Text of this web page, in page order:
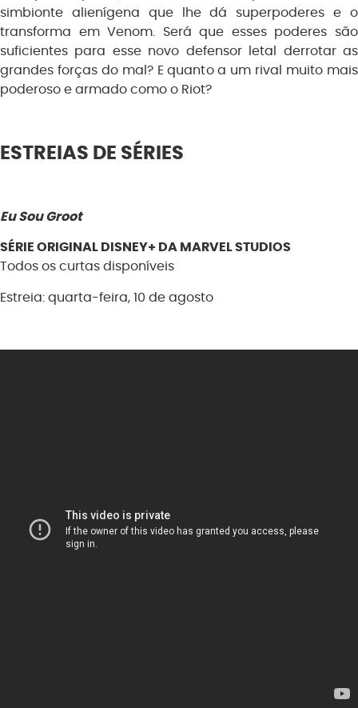
simbionte alienígena que lhe dá superpoderes e o
transforma em Venom. Será que esses poderes são
suficientes para esse novo defensor letal derrotar as
grandes forças do mal? E quanto a um rival muito mais
poderoso e armado como o Riot?
ESTREIAS DE SÉRIES
Eu Sou Groot
SÉRIE ORIGINAL DISNEY+ DA MARVEL STUDIOS
Todos os curtas disponíveis
Estreia: quarta-feira, 10 de agosto